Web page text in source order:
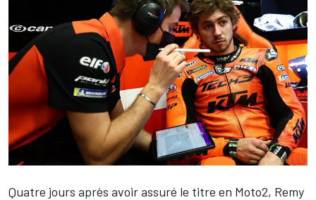
Quatre jours après avoir assuré le titre en Moto2, Remy